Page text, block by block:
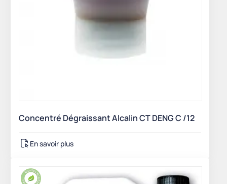
Concentré Dégraissant Alcalin CT DENG C /12
En savoir plus